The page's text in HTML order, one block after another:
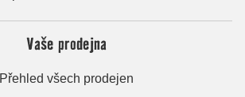
Vaše prodejna
Přehled všech prodejen